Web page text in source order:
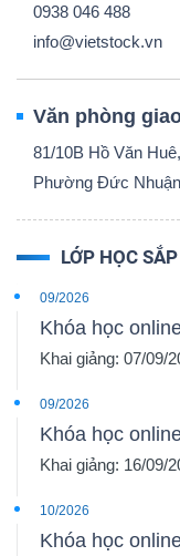
0938 046 488
info@vietstock.vn
Văn phòng
81/10B Hồ Văn Huê,
Phường Đức
LỚP HỌC
09/2026
Khóa học
Khai giảng: 07/09/
09/2026
Khóa học
Khai giảng: 16/09/
10/2026
Khóa học